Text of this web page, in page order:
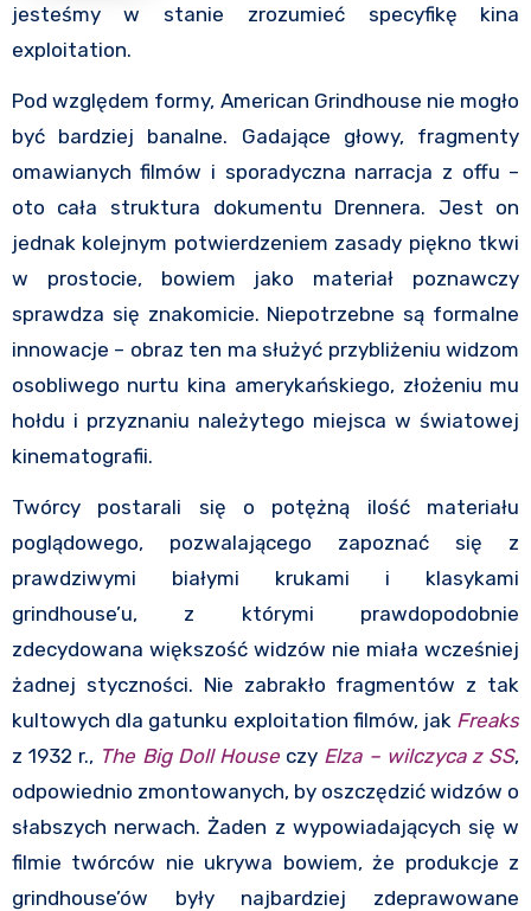
jesteśmy w stanie zrozumieć specyfikę kina
exploitation.
Pod względem formy, American Grindhouse nie mogło
być bardziej banalne. Gadające głowy, fragmenty
omawianych filmów i sporadyczna narracja z offu –
oto cała struktura dokumentu Drennera. Jest on
jednak kolejnym potwierdzeniem zasady piękno tkwi
w prostocie, bowiem jako materiał poznawczy
sprawdza się znakomicie. Niepotrzebne są formalne
innowacje – obraz ten ma służyć przybliżeniu widzom
osobliwego nurtu kina amerykańskiego, złożeniu mu
hołdu i przyznaniu należytego miejsca w światowej
kinematografii.
Twórcy postarali się o potężną ilość materiału
poglądowego, pozwalającego zapoznać się z
prawdziwymi białymi krukami i klasykami
grindhouse’u, z którymi prawdopodobnie
zdecydowana większość widzów nie miała wcześniej
żadnej styczności. Nie zabrakło fragmentów z tak
kultowych dla gatunku exploitation filmów, jak Freaks
z 1932 r., The Big Doll House czy Elza – wilczyca z SS,
odpowiednio zmontowanych, by oszczędzić widzów o
słabszych nerwach. Żaden z wypowiadających się w
filmie twórców nie ukrywa bowiem, że produkcje z
grindhouse’ów były najbardziej zdeprawowane